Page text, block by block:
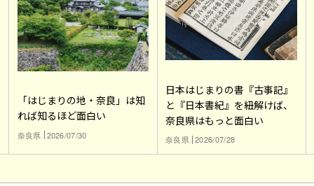
「はじまりの地・奈良」は知
れば知るほど面白い
奈良県 2026/07/30
日本はじまりの書『古事記』
と『日本書紀』を紐解けば、
奈良県はもっと面白い
奈良県 2026/07/28